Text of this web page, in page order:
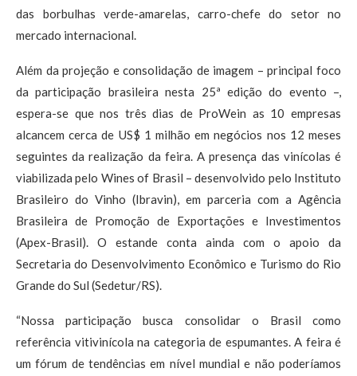
das borbulhas verde-amarelas, carro-chefe do setor no
mercado internacional.
Além da projeção e consolidação de imagem – principal foco
da participação brasileira nesta 25ª edição do evento –,
espera-se que nos três dias de ProWein as 10 empresas
alcancem cerca de US$ 1 milhão em negócios nos 12 meses
seguintes da realização da feira. A presença das vinícolas é
viabilizada pelo Wines of Brasil – desenvolvido pelo Instituto
Brasileiro do Vinho (Ibravin), em parceria com a Agência
Brasileira de Promoção de Exportações e Investimentos
(Apex-Brasil). O estande conta ainda com o apoio da
Secretaria do Desenvolvimento Econômico e Turismo do Rio
Grande do Sul (Sedetur/RS).
“Nossa participação busca consolidar o Brasil como
referência vitivinícola na categoria de espumantes. A feira é
um fórum de tendências em nível mundial e não poderíamos